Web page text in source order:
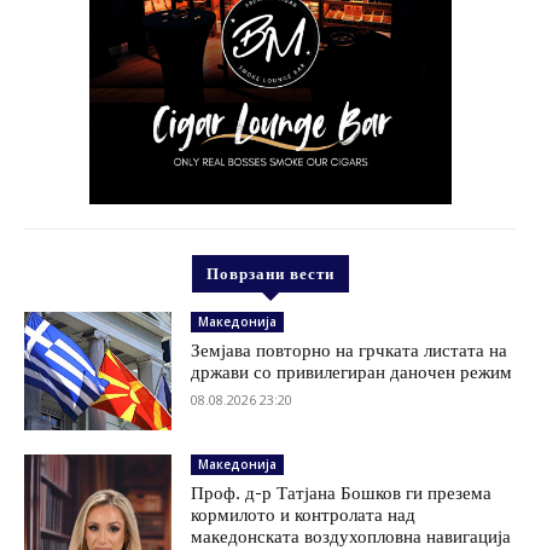
Поврзани вести
Македонија
Земјава повторно на грчката листата на
држави со привилегиран даночен режим
08.08.2026 23:20
Македонија
Проф. д-р Татјана Бошков ги презема
кормилото и контролата над
македонската воздухопловна навигација